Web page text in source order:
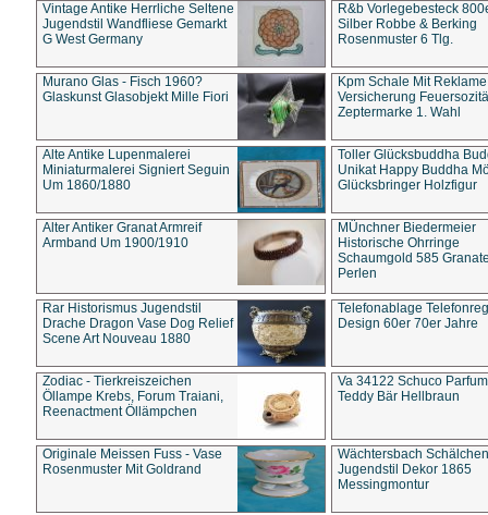
Vintage Antike Herrliche Seltene
Jugendstil Wandfliese Gemarkt
G West Germany
R&b Vorlegebesteck
Silber Robbe & Berking
Rosenmuster 6 Tlg.
Murano Glas - Fisch 1960?
Glaskunst Glasobjekt Mille Fiori
Kpm Schale Mit Reklame
Versicherung
Zeptermarke 1. Wahl
Alte Antike Lupenmalerei
Miniaturmalerei Signiert Seguin
Um 1860/1880
Toller Glücksbuddha
Unikat Happy Buddha
Glücksbringer Holzfigur
Alter Antiker Granat Armreif
Armband Um 1900/1910
MÜnchner Biedermeier
Historische Ohrringe
Schaumgold 585
Perlen
Rar Historismus Jugendstil
Drache Dragon Vase Dog Relief
Scene Art Nouveau 1880
Telefonablage
Design 60er 70er Jahre
Zodiac - Tierkreiszeichen
Öllampe Krebs, Forum Traiani,
Reenactment Öllämpchen
Va 34122 Schuco
Teddy Bär Hellbraun
Originale Meissen Fuss - Vase
Rosenmuster Mit Goldrand
Wächtersbach Schälchen
Jugendstil Dekor 1865
Messingmontur